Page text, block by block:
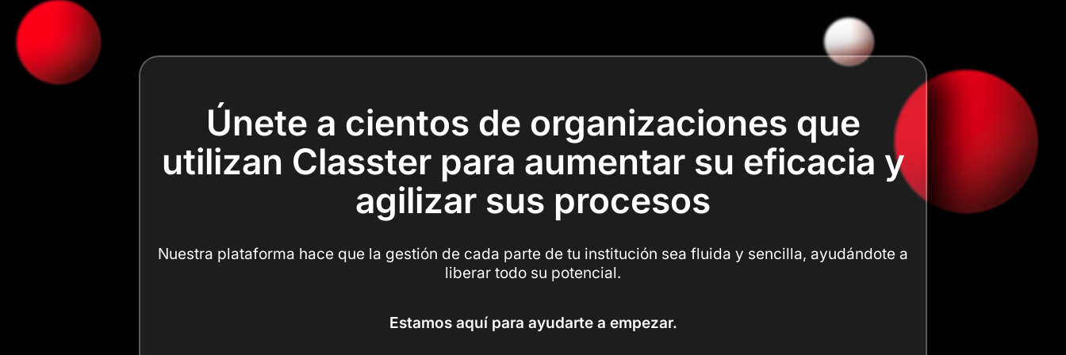
Únete a cientos de organizaciones que
utilizan Classter para aumentar su eficacia y
agilizar sus procesos
Nuestra plataforma hace que la gestión de cada parte de tu institución sea fluida y sencilla, ayudándote a
liberar todo su potencial.
Estamos aquí para ayudarte a empezar.